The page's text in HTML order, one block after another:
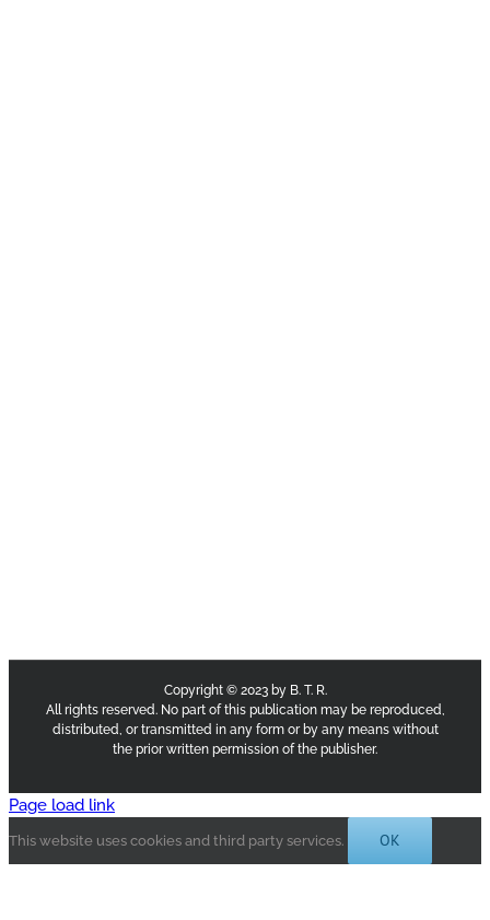
Copyright © 2023 by B. T. R.
All rights reserved. No part of this publication may be reproduced,
distributed, or transmitted in any form or by any means without
the prior written permission of the publisher.
Page load link
This website uses cookies and third party services. OK